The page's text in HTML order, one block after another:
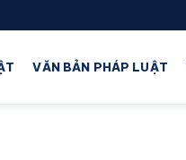
VĂN BẢN PHÁP LUẬT